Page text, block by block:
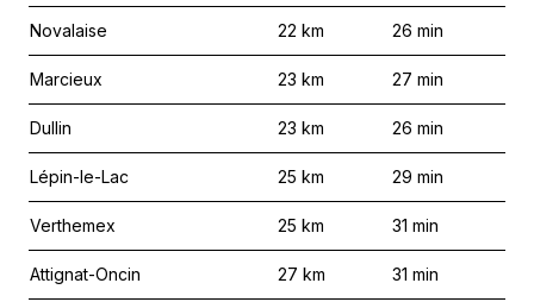
Novalaise 22 km 26 min
Marcieux 23 km 27 min
Dullin 23 km 26 min
Lépin-le-Lac 25 km 29 min
Verthemex 25 km 31 min
Attignat-Oncin 27 km 31 min